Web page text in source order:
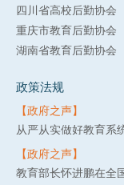
四川省高校后勤协会
重庆市教育后勤协会
湖南省教育后勤协会
政策法规
【政府之声】
从严从实做好教育系
【政府之声】